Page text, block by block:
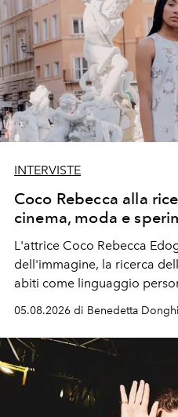
INTERVISTE
Coco Rebecca alla
cinema, moda e
L'attrice Coco Rebecca
dell'immagine, la ricerca
abiti come linguaggio
05.08.2026 di Benedetta Donghi